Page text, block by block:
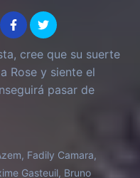
cree que su suerte
Rose y siente el
pasar de
Fadily Camara,
Gasteuil, Bruno